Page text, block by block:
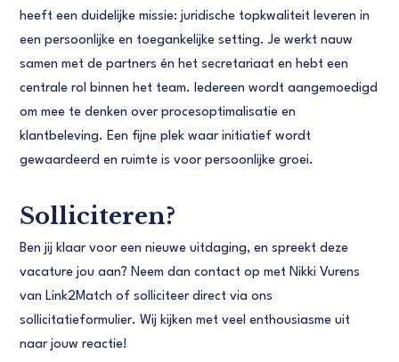
heeft een duidelijke missie: juridische topkwaliteit leveren in
een persoonlijke en toegankelijke setting. Je werkt nauw
samen met de partners én het secretariaat en hebt een
centrale rol binnen het team. Iedereen wordt aangemoedigd
om mee te denken over procesoptimalisatie en
klantbeleving. Een fijne plek waar initiatief wordt
gewaardeerd en ruimte is voor persoonlijke groei.
Solliciteren?
Ben jij klaar voor een nieuwe uitdaging, en spreekt deze
vacature jou aan? Neem dan contact op met Nikki Vurens
van Link2Match of solliciteer direct via ons
sollicitatieformulier. Wij kijken met veel enthousiasme uit
naar jouw reactie!